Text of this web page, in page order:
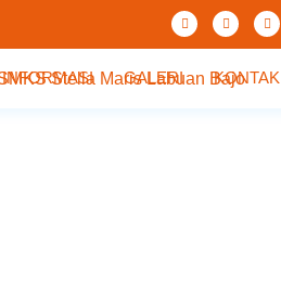
INFORMASI GALERI KONTAK